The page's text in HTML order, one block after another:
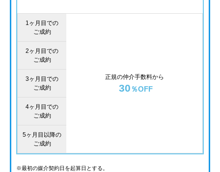
1ヶ月目での
ご成約
正規の仲介手数料から
30 ％OFF
2ヶ月目での
ご成約
3ヶ月目での
ご成約
4ヶ月目での
ご成約
5ヶ月目以降の
ご成約
※最初の媒介契約日を起算日とする。